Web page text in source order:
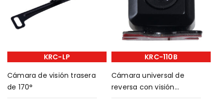
KRC-LP
Cámara de visión trasera
de 170°
KRC-110B
Cámara universal de
reversa con visión
nocturna infrarroja 13mm